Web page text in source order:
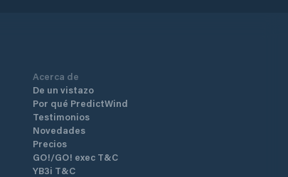
Acerca de
De un vistazo
Por qué PredictWind
Testimonios
Novedades
Precios
GO!/GO! exec T&C
YB3i T&C